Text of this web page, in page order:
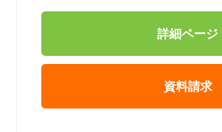
詳細ページ
資料請求